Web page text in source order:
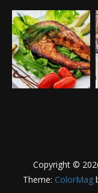
Copyright ©
Theme: ColorMag